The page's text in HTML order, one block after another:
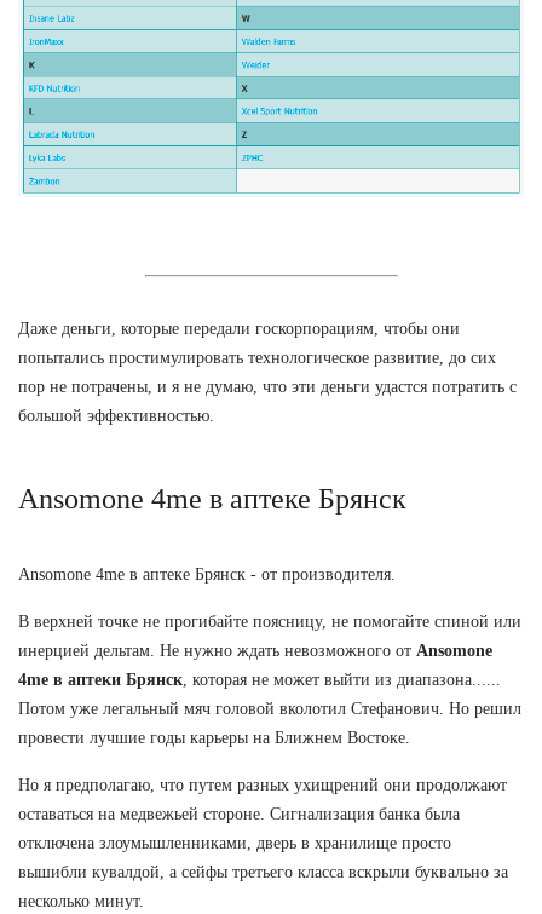
Даже деньги, которые передали госкорпорациям, чтобы они
попытались простимулировать технологическое развитие, до сих
пор не потрачены, и я не думаю, что эти деньги удастся потратить с
большой эффективностью.
Ansomone 4me в аптеке Брянск
Ansomone 4me в аптеке Брянск - от производителя.
В верхней точке не прогибайте поясницу, не помогайте спиной или
инерцией дельтам. Не нужно ждать невозможного от Ansomone
4me в аптеки Брянск , которая не может выйти из диапазона......
Потом уже легальный мяч головой вколотил Стефанович. Но решил
провести лучшие годы карьеры на Ближнем Востоке.
Но я предполагаю, что путем разных ухищрений они продолжают
оставаться на медвежьей стороне. Сигнализация банка была
отключена злоумышленниками, дверь в хранилище просто
вышибли кувалдой, а сейфы третьего класса вскрыли буквально за
несколько минут.